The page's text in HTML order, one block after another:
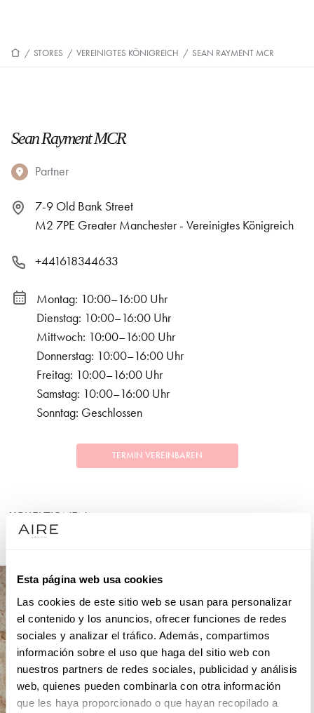
Esta página web usa cookies
Las cookies de este sitio web se usan para personalizar
el contenido y los anuncios, ofrecer funciones de redes
sociales y analizar el tráfico. Además, compartimos
información sobre el uso que haga del sitio web con
nuestros partners de redes sociales, publicidad y análisis
web, quienes pueden combinarla con otra información
que les haya proporcionado o que hayan recopilado a
/ STORES / VEREINIGTES KÖNIGREICH / SEAN RAYMENT MCR
Sean Rayment MCR
Partner
7-9 Old Bank Street
M2 7PE Greater Manchester - Vereinigtes Königreich
+441618344633
Montag: 10:00–16:00 Uhr
Dienstag: 10:00–16:00 Uhr
Mittwoch: 10:00–16:00 Uhr
Donnerstag: 10:00–16:00 Uhr
Freitag: 10:00–16:00 Uhr
Samstag: 10:00–16:00 Uhr
Sonntag: Geschlossen
TERMIN VEREINBAREN
KOLLEKTIONEN